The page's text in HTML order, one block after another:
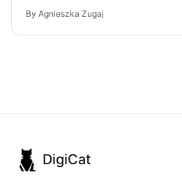
By Agnieszka Zugaj
DigiCat